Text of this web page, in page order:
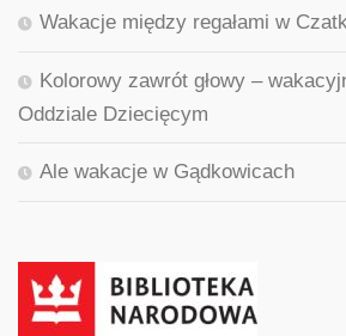
Wakacje między regałami w
Kolorowy zawrót głowy –
Oddziale Dziecięcym
Ale wakacje w Gądkowicach